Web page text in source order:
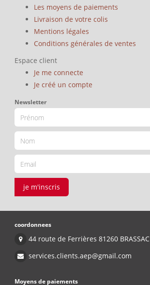
Les moyens de paiements
Livraison de votre colis
Mentions légales
Conditions générales de ventes
Espace client
Je me connecte
Je créé un compte
Newsletter
je m'inscris
coordonnees
44 route de Ferrières 81260 BRASSAC
services.clients.aep@gmail.com
Moyens de paiements